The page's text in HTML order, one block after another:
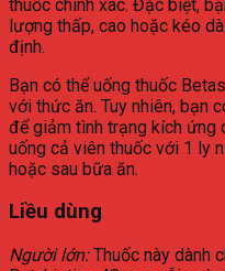
thuốc chính xác. Đặc biệt,
lượng thấp, cao hoặc kéo
định.
Bạn có thể uống thuốc
với thức ăn. Tuy nhiên, bạn
để giảm tình trạng kích ứng
uống cả viên thuốc với 1 ly
hoặc sau bữa ăn.
Liều dùng
Người lớn:Thuốc này dành